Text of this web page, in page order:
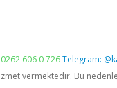
606 0 726Telegram:
vermektedir. Bu